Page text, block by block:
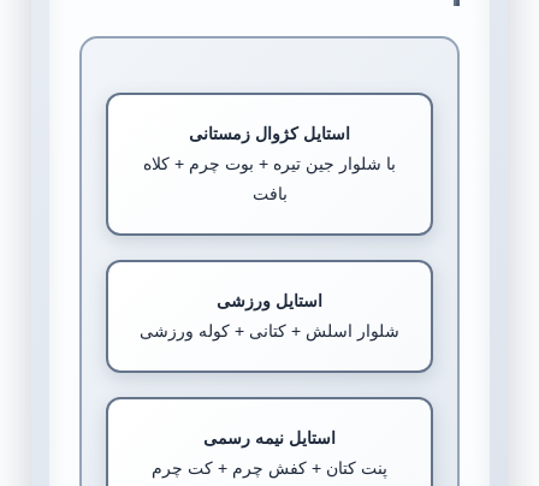
استایل کژوال زمستانی
با شلوار جین تیره + بوت چرم + کلاه
بافت
استایل ورزشی
شلوار اسلش + کتانی + کوله ورزشی
استایل نیمه رسمی
پنت کتان + کفش چرم + کت چرم